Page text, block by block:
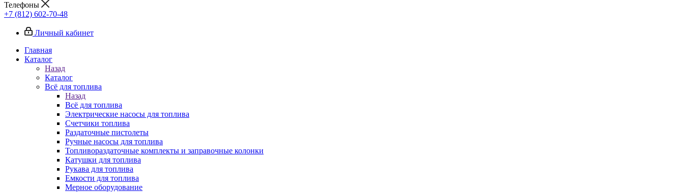
Телефоны
+7 (812) 602-70-48
Личный кабинет
Главная
Каталог
Назад
Каталог
Всё для топлива
Назад
Всё для топлива
Электрические насосы для топлива
Счетчики топлива
Раздаточные пистолеты
Ручные насосы для топлива
Топливораздаточные комплекты и заправочные колонки
Катушки для топлива
Рукава для топлива
Емкости для топлива
Мерное оборудование